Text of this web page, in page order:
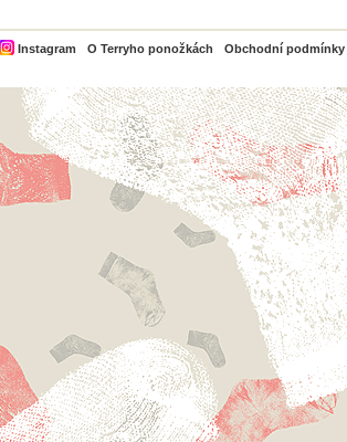
Instagram O Terryho ponožkách Obchodní podmínky
PayPal